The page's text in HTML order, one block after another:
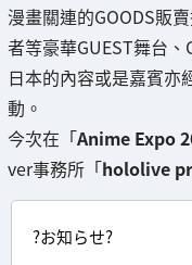
漫畫關連的GOODS販
者等豪華GUEST舞台、
日本的內容或是嘉賓亦
動。
今次在「Anime Expo
ver事務所「hololive
?お知らせ?